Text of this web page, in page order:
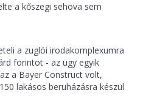
a kőszegi sehova sem
a zuglói irodakomplexumra
forintot - az ügy egyik
a Bayer Construct volt,
lakásos beruházásra készül